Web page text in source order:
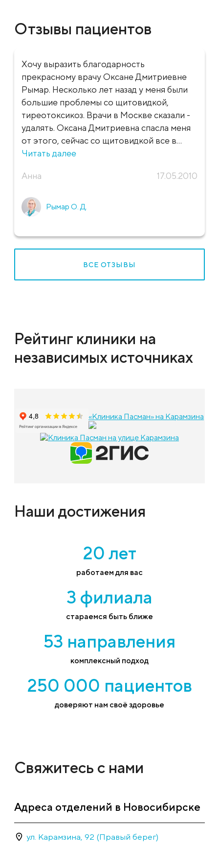
Отзывы пациентов
Хочу выразить благодарность
прекрасному врачу Оксане Дмитриевне
Рымар. Несколько лет назад у меня были
большие проблемы со щитовидкой,
тиреотоксикоз. Врачи в Москве сказали -
удалять. Оксана Дмитриевна спасла меня
от этого, сейчас со щитовидкой все в...
Читать далее
Анна 17.05.2010
Рымар О. Д.
ВСЕ ОТЗЫВЫ
Рейтинг клиники на
независимых источниках
«Клиника Пасман» на Карамзина
Наши достижения
20 лет
работаем для вас
3 филиала
стараемся быть ближе
53 направления
комплексный подход
250 000 пациентов
доверяют нам своё здоровье
Свяжитесь с нами
Адреса отделений в Новосибирске
ул. Карамзина, 92 (Правый берег)